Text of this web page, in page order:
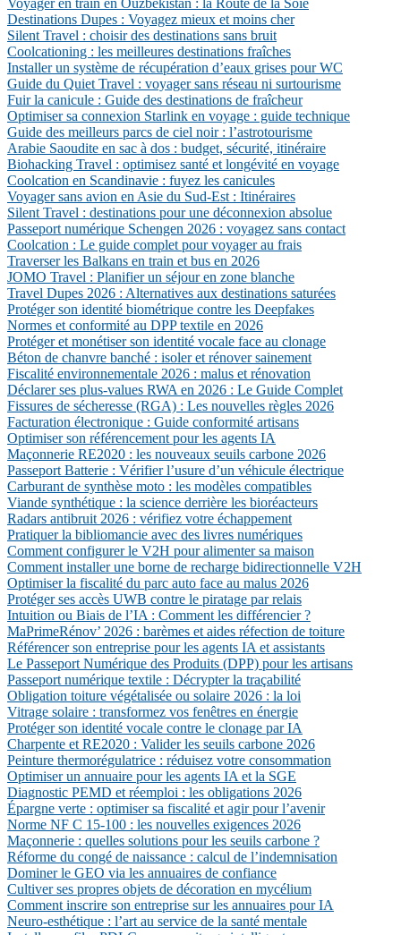
Voyager en train en Ouzbékistan : la Route de la Soie
Destinations Dupes : Voyagez mieux et moins cher
Silent Travel : choisir des destinations sans bruit
Coolcationing : les meilleures destinations fraîches
Installer un système de récupération d’eaux grises pour WC
Guide du Quiet Travel : voyager sans réseau ni surtourisme
Fuir la canicule : Guide des destinations de fraîcheur
Optimiser sa connexion Starlink en voyage : guide technique
Guide des meilleurs parcs de ciel noir : l’astrotourisme
Arabie Saoudite en sac à dos : budget, sécurité, itinéraire
Biohacking Travel : optimisez santé et longévité en voyage
Coolcation en Scandinavie : fuyez les canicules
Voyager sans avion en Asie du Sud-Est : Itinéraires
Silent Travel : destinations pour une déconnexion absolue
Passeport numérique Schengen 2026 : voyagez sans contact
Coolcation : Le guide complet pour voyager au frais
Traverser les Balkans en train et bus en 2026
JOMO Travel : Planifier un séjour en zone blanche
Travel Dupes 2026 : Alternatives aux destinations saturées
Protéger son identité biométrique contre les Deepfakes
Normes et conformité au DPP textile en 2026
Protéger et monétiser son identité vocale face au clonage
Béton de chanvre banché : isoler et rénover sainement
Fiscalité environnementale 2026 : malus et rénovation
Déclarer ses plus-values RWA en 2026 : Le Guide Complet
Fissures de sécheresse (RGA) : Les nouvelles règles 2026
Facturation électronique : Guide conformité artisans
Optimiser son référencement pour les agents IA
Maçonnerie RE2020 : les nouveaux seuils carbone 2026
Passeport Batterie : Vérifier l’usure d’un véhicule électrique
Carburant de synthèse moto : les modèles compatibles
Viande synthétique : la science derrière les bioréacteurs
Radars antibruit 2026 : vérifiez votre échappement
Pratiquer la bibliomancie avec des livres numériques
Comment configurer le V2H pour alimenter sa maison
Comment installer une borne de recharge bidirectionnelle V2H
Optimiser la fiscalité du parc auto face au malus 2026
Protéger ses accès UWB contre le piratage par relais
Intuition ou Biais de l’IA : Comment les différencier ?
MaPrimeRénov’ 2026 : barèmes et aides réfection de toiture
Référencer son entreprise pour les agents IA et assistants
Le Passeport Numérique des Produits (DPP) pour les artisans
Passeport numérique textile : Décrypter la traçabilité
Obligation toiture végétalisée ou solaire 2026 : la loi
Vitrage solaire : transformez vos fenêtres en énergie
Protéger son identité vocale contre le clonage par IA
Charpente et RE2020 : Valider les seuils carbone 2026
Peinture thermorégulatrice : réduisez votre consommation
Optimiser un annuaire pour les agents IA et la SGE
Diagnostic PEMD et réemploi : les obligations 2026
Épargne verte : optimiser sa fiscalité et agir pour l’avenir
Norme NF C 15-100 : les nouvelles exigences 2026
Maçonnerie : quelles solutions pour les seuils carbone ?
Réforme du congé de naissance : calcul de l’indemnisation
Dominer le GEO via les annuaires de confiance
Cultiver ses propres objets de décoration en mycélium
Comment inscrire son entreprise sur les annuaires pour IA
Neuro-esthétique : l’art au service de la santé mentale